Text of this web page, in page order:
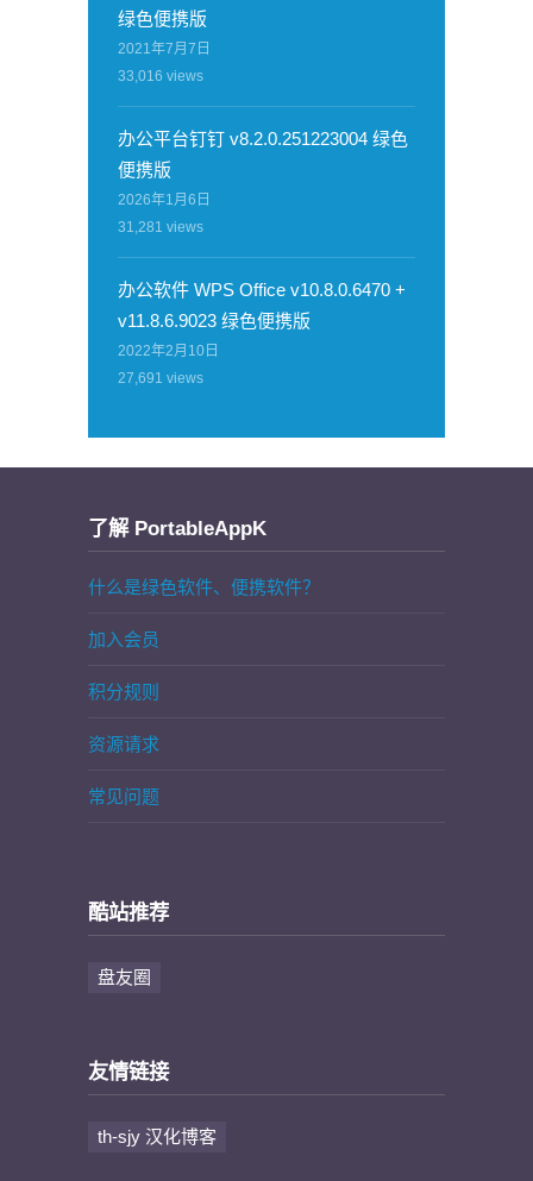
绿色便携版
2021年7月7日
33,016 views
办公平台钉钉 v8.2.0.251223004 绿色
便携版
2026年1月6日
31,281 views
办公软件 WPS Office v10.8.0.6470 +
v11.8.6.9023 绿色便携版
2022年2月10日
27,691 views
了解 PortableAppK
什么是绿色软件、便携软件？
加入会员
积分规则
资源请求
常见问题
酷站推荐
盘友圈
友情链接
th-sjy 汉化博客